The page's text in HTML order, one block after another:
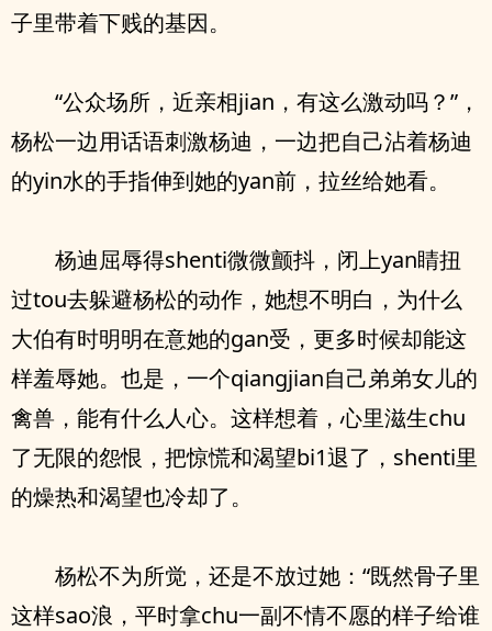
子里带着下贱的基因。
“公众场所，近亲相jian，有这么激动吗？”，
杨松一边用话语刺激杨迪，一边把自己沾着杨迪
的yin水的手指伸到她的yan前，拉丝给她看。
杨迪屈辱得shenti微微颤抖，闭上yan睛扭
过tou去躲避杨松的动作，她想不明白，为什么
大伯有时明明在意她的gan受，更多时候却能这
样羞辱她。也是，一个qiangjian自己弟弟女儿的
禽兽，能有什么人心。这样想着，心里滋生chu
了无限的怨恨，把惊慌和渴望bi1退了，shenti里
的燥热和渴望也冷却了。
杨松不为所觉，还是不放过她：“既然骨子里
这样sao浪，平时拿chu一副不情不愿的样子给谁